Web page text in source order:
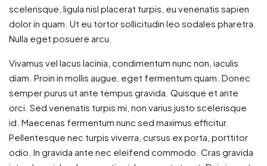
scelerisque, ligula nisl placerat turpis, eu venenatis sapien
dolor in quam. Ut eu tortor sollicitudin leo sodales pharetra.
Nulla eget posuere arcu.
Vivamus vel lacus lacinia, condimentum nunc non, iaculis
diam. Proin in mollis augue, eget fermentum quam. Donec
semper purus ut ante tempus gravida. Quisque et ante
orci. Sed venenatis turpis mi, non varius justo scelerisque
id. Maecenas fermentum nunc sed maximus efficitur.
Pellentesque nec turpis viverra, cursus ex porta, porttitor
odio. In gravida ante nec eleifend commodo. Cras gravida